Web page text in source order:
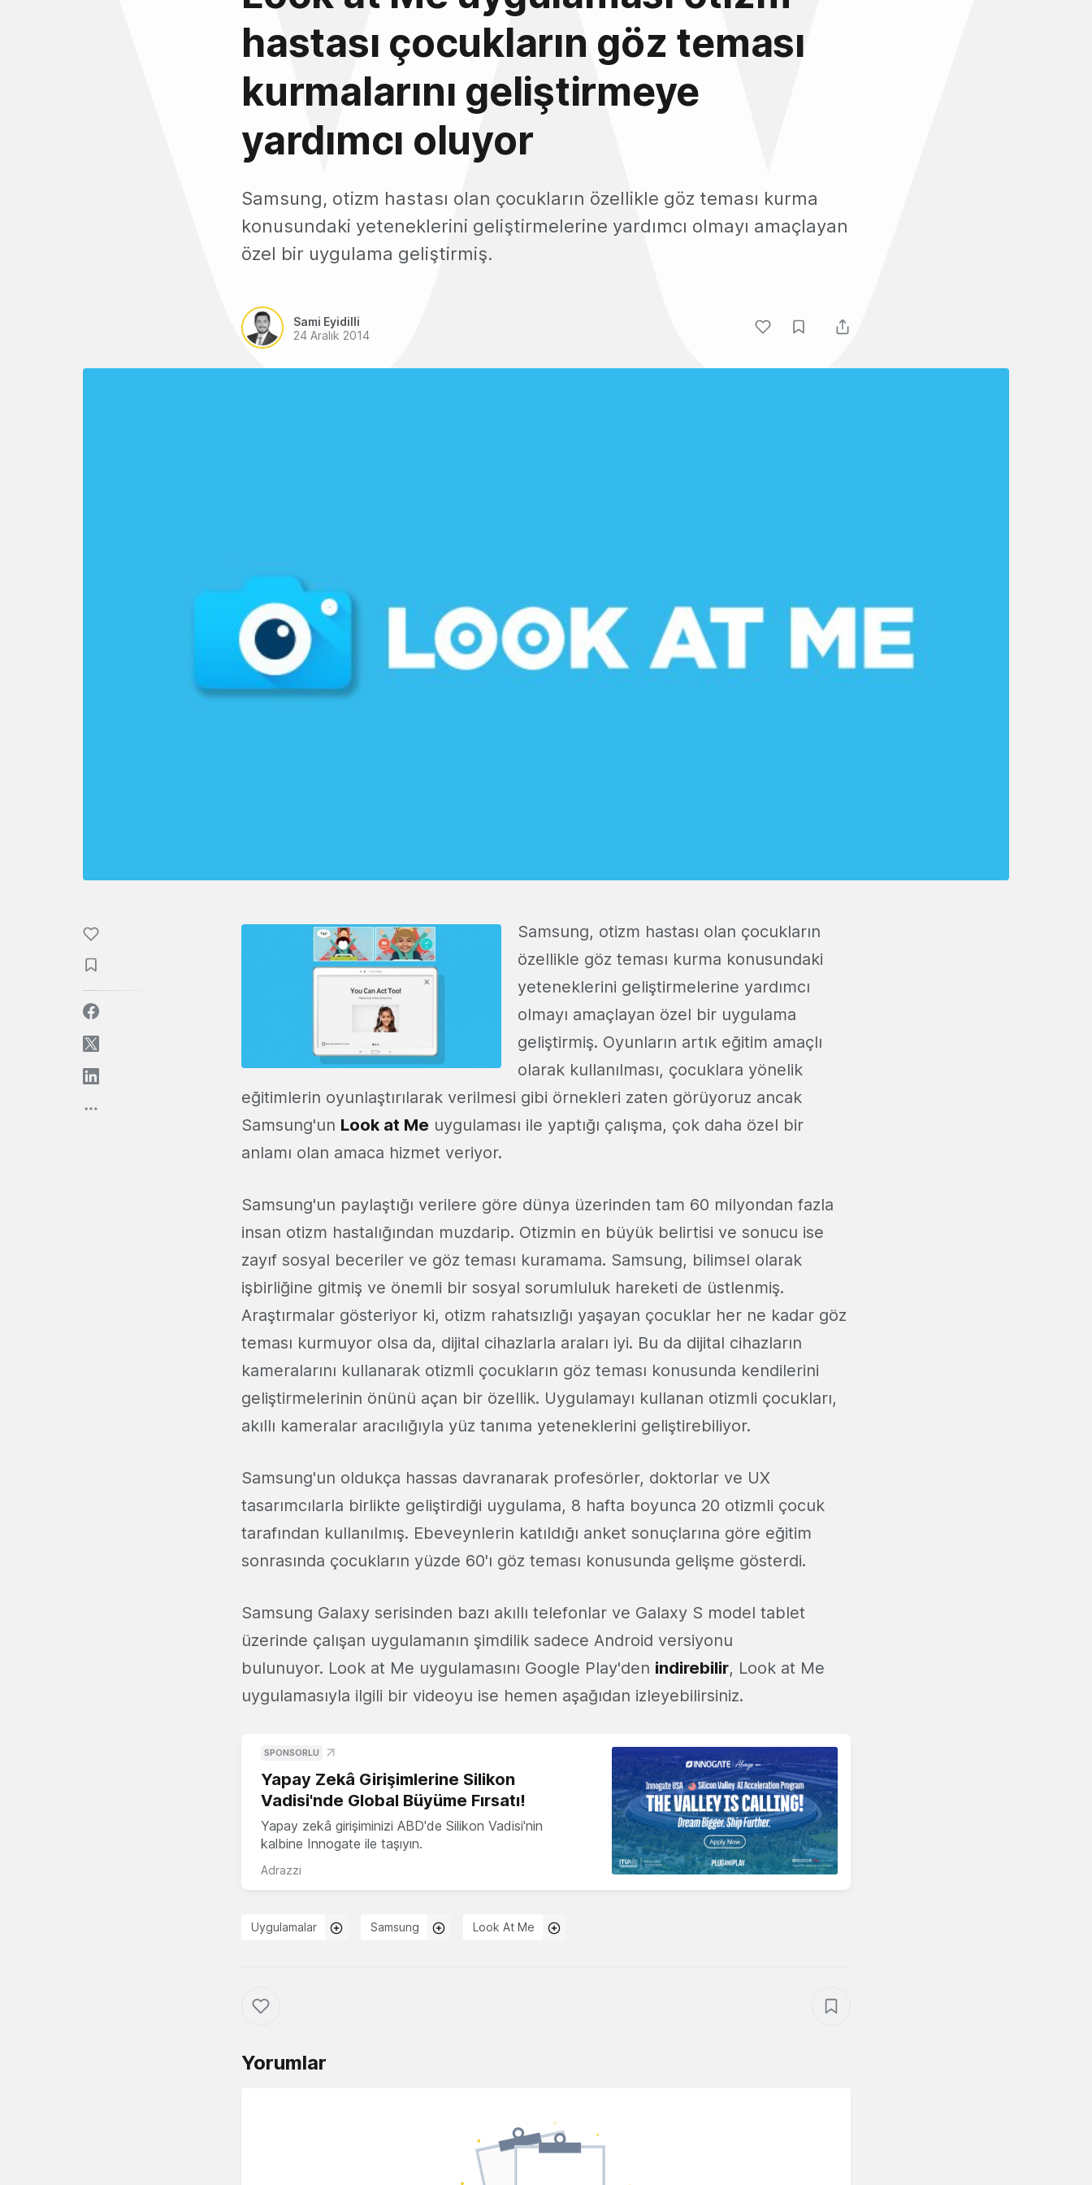
hastası çocukların göz teması
kurmalarını geliştirmeye
yardımcı oluyor
Samsung, otizm hastası olan çocukların özellikle göz teması kurma
konusundaki yeteneklerini geliştirmelerine yardımcı olmayı amaçlayan
özel bir uygulama geliştirmiş.
Sami Eyidilli
24 Aralık 2014
Samsung, otizm hastası olan çocukların
özellikle göz teması kurma konusundaki
yeteneklerini geliştirmelerine yardımcı
olmayı amaçlayan özel bir uygulama
geliştirmiş. Oyunların artık eğitim amaçlı
olarak kullanılması, çocuklara yönelik
eğitimlerin oyunlaştırılarak verilmesi gibi örnekleri zaten görüyoruz ancak
Samsung'un Look at Me uygulaması ile yaptığı çalışma, çok daha özel bir
anlamı olan amaca hizmet veriyor.
Samsung'un paylaştığı verilere göre dünya üzerinden tam 60 milyondan fazla
insan otizm hastalığından muzdarip. Otizmin en büyük belirtisi ve sonucu ise
zayıf sosyal beceriler ve göz teması kuramama. Samsung, bilimsel olarak
işbirliğine gitmiş ve önemli bir sosyal sorumluluk hareketi de üstlenmiş.
Araştırmalar gösteriyor ki, otizm rahatsızlığı yaşayan çocuklar her ne kadar göz
teması kurmuyor olsa da, dijital cihazlarla araları iyi. Bu da dijital cihazların
kameralarını kullanarak otizmli çocukların göz teması konusunda kendilerini
geliştirmelerinin önünü açan bir özellik. Uygulamayı kullanan otizmli çocukları,
akıllı kameralar aracılığıyla yüz tanıma yeteneklerini geliştirebiliyor.
Samsung'un oldukça hassas davranarak profesörler, doktorlar ve UX
tasarımcılarla birlikte geliştirdiği uygulama, 8 hafta boyunca 20 otizmli çocuk
tarafından kullanılmış. Ebeveynlerin katıldığı anket sonuçlarına göre eğitim
sonrasında çocukların yüzde 60'ı göz teması konusunda gelişme gösterdi.
Samsung Galaxy serisinden bazı akıllı telefonlar ve Galaxy S model tablet
üzerinde çalışan uygulamanın şimdilik sadece Android versiyonu
bulunuyor. Look at Me uygulamasını Google Play'den indirebilir, Look at Me
uygulamasıyla ilgili bir videoyu ise hemen aşağıdan izleyebilirsiniz.
SPONSORLU
Yapay Zekâ Girişimlerine Silikon
Vadisi'nde Global Büyüme Fırsatı!
Yapay zekâ girişiminizi ABD'de Silikon Vadisi'nin
kalbine Innogate ile taşıyın.
Adrazzi
Uygulamalar Samsung Look At Me
Yorumlar